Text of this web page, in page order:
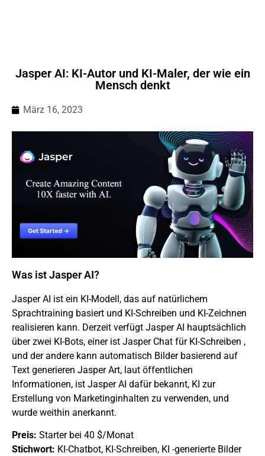
Jasper AI: KI-Autor und KI-Maler, der wie ein
Mensch denkt
März 16, 2023
Was ist Jasper AI?
Jasper AI ist ein KI-Modell, das auf natürlichem
Sprachtraining basiert und KI-Schreiben und KI-Zeichnen
realisieren kann. Derzeit verfügt Jasper AI hauptsächlich
über zwei KI-Bots, einer ist Jasper Chat für KI-Schreiben ,
und der andere kann automatisch Bilder basierend auf
Text generieren Jasper Art, laut öffentlichen
Informationen, ist Jasper AI dafür bekannt, KI zur
Erstellung von Marketinginhalten zu verwenden, und
wurde weithin anerkannt.
Preis: Starter bei 40 $/Monat
Stichwort: KI-Chatbot, KI-Schreiben, KI -generierte Bilder